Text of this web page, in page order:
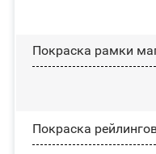
Покраска рамки
Покраска